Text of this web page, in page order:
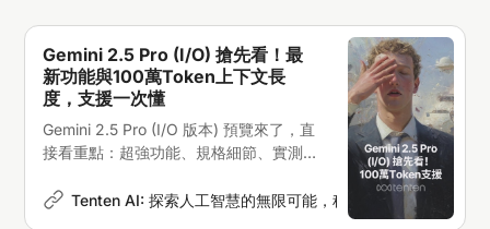
Gemini 2.5 Pro (I/O) 搶先看！最
新功能與100萬Token上下文長
度，支援一次懂
Gemini 2.5 Pro (I/O 版本) 預覽來了，直
接看重點：超強功能、規格細節、實測效
Tenten AI: 探索人工智慧的無限可能，科技新聞深度解析